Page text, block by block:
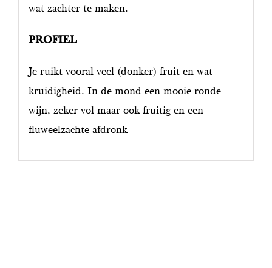
wat zachter te maken.
PROFIEL
Je ruikt vooral veel (donker) fruit en wat
kruidigheid. In de mond een mooie ronde
wijn, zeker vol maar ook fruitig en een
fluweelzachte afdronk